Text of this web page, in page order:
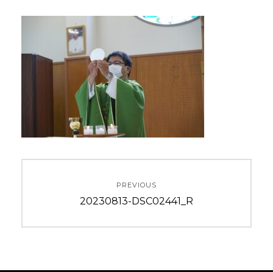
ナ
PREVIOUS
Previous
20230813-DSC02441_R